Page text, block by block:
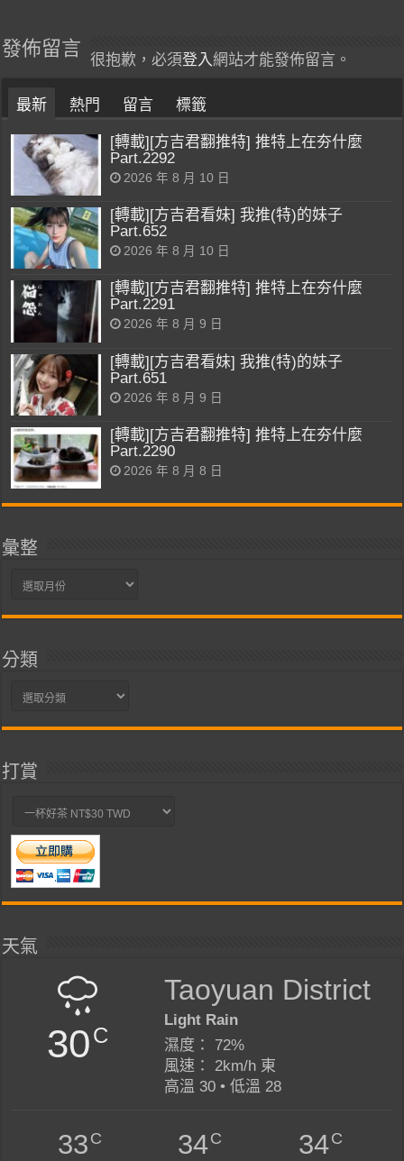
發佈留言
很抱歉，必須登入網站才能發佈留言。
最新 熱門 留言 標籤
[轉載][方吉君翻推特] 推特上在夯什麼
Part.2292
2026 年 8 月 10 日
[轉載][方吉君看妹] 我推(特)的妹子
Part.652
2026 年 8 月 10 日
[轉載][方吉君翻推特] 推特上在夯什麼
Part.2291
2026 年 8 月 9 日
[轉載][方吉君看妹] 我推(特)的妹子
Part.651
2026 年 8 月 9 日
[轉載][方吉君翻推特] 推特上在夯什麼
Part.2290
2026 年 8 月 8 日
彙整
彙
分類
分
打賞
天氣
30C
Taoyuan District
Light Rain
濕度： 72%
風速： 2km/h 東
高溫 30 • 低溫 28
33C 34C 34C